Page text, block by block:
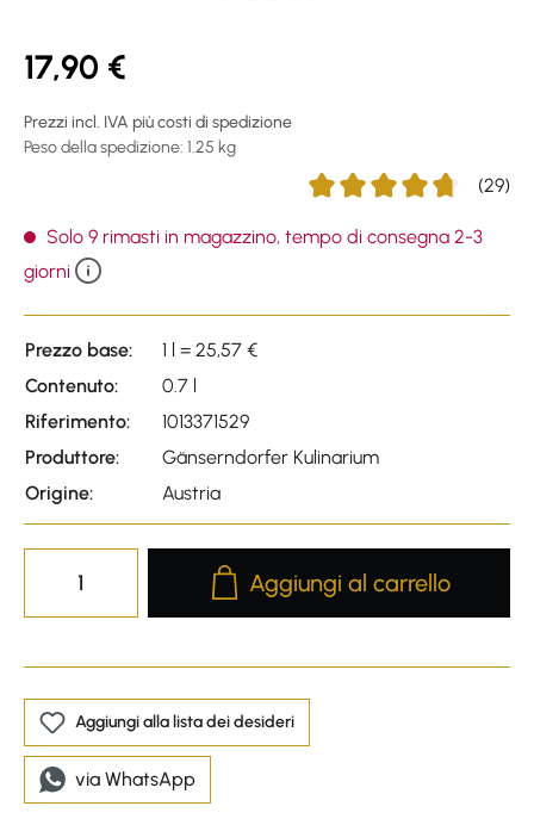
17,90 €
Prezzi incl. IVA più costi di spedizione
Peso della spedizione: 1.25 kg
(29)
Solo 9 rimasti in magazzino, tempo di consegna 2-3
giorni
Prezzo base:
1 l = 25,57 €
Contenuto:
0.7 l
Riferimento:
1013371529
Produttore:
Gänserndorfer Kulinarium
Origine:
Austria
Product Quantity: Enter the
Aggiungi al carrello
Aggiungi alla lista dei desideri
via WhatsApp